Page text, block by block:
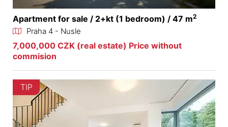
Apartment for sale / 2+kt (1 bedroom) / 47 m2
Praha 4 - Nusle
7,000,000 CZK (real estate) Price without
commision
TIP